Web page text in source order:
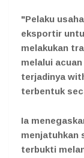
"Pelaku
eksportir
melakukan
melalui
terjadinya
terbentuk
Ia
menjatuhkan
terbukti